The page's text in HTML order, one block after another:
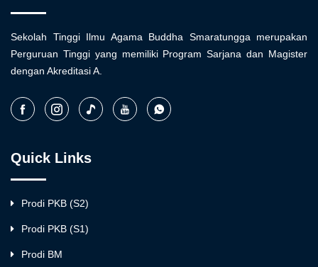
Sekolah Tinggi Ilmu Agama Buddha Smaratungga merupakan
Perguruan Tinggi yang memiliki Program Sarjana dan Magister
dengan Akreditasi A.
Quick Links
Prodi PKB (S2)
Prodi PKB (S1)
Prodi BM